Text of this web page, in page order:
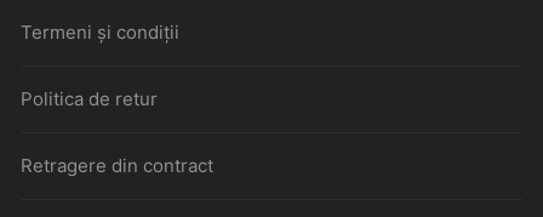
Termeni și condiții
Politica de retur
Retragere din contract